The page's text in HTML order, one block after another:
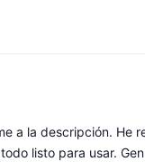
a la descripción. He
listo para usar.